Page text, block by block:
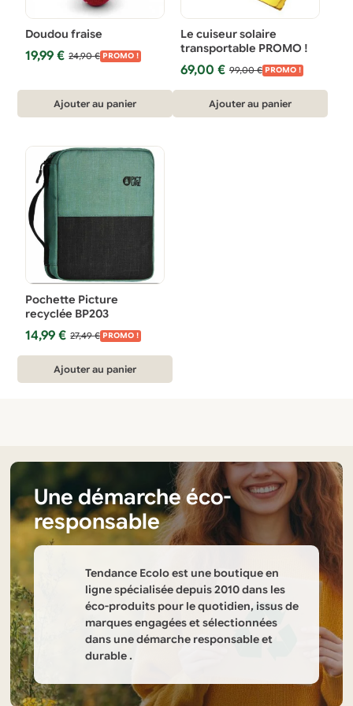
du
produit
du
produit
Doudou fraise
24,90€
Le
était :
24,90 €.
19,99€
Le
19,99 €.
PROMO !
Ajouter au panier
Le cuiseur solaire
transportable PROMO !
99,00€
Le
initial
était :
69,00 €
Le
actuel
est :
PROMO !
Ajouter au panier
Pochette Picture
recyclée BP203
27,49€
Le
initial
était :
14,99€
Le
actuel
est :
PROMO !
Ajouter au panier
Informations
Une démarche éco-
responsable
Tendance Ecolo est une boutique en
ligne spécialisée depuis 2010 dans les
éco-produits pour le quotidien, issus de
marques engagées et sélectionnées
dans une démarche responsable et
durable .